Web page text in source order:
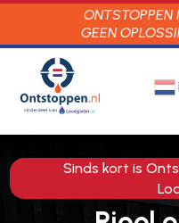
ONTSTOPPEN
GEEN
Sinds kort is